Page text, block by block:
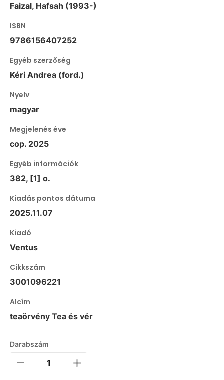
Faizal, Hafsah (1993-)
ISBN
9786156407252
Egyéb szerzőség
Kéri Andrea (ford.)
Nyelv
magyar
Megjelenés éve
cop. 2025
Egyéb információk
382, [1] o.
Kiadás pontos dátuma
2025.11.07
Kiadó
Ventus
Cikkszám
3001096221
Alcím
teaörvény Tea és vér
Darabszám